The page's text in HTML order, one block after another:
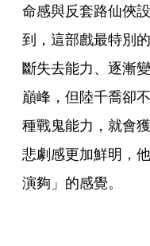
命感與反套路仙俠
到，這部戲最特別
斷失去能力、逐漸
巔峰，但陸千喬卻
種戰鬼能力，就會
悲劇感更加鮮明，
演夠」的感覺。